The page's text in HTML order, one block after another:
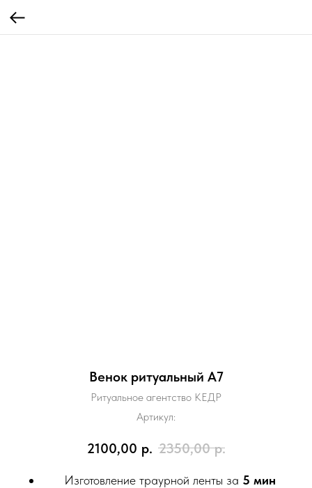
Венок ритуальный A7
Ритуальное агентство КЕДР
Артикул:
2100,00 р. 2350,00 р.
Изготовление траурной ленты за 5 мин